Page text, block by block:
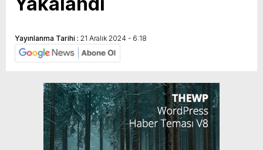
Yayınlanma Tarihi : 21 Aralık 2024 - 6:18